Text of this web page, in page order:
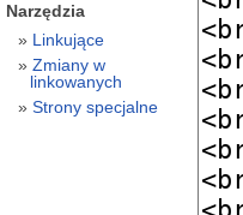
Narzędzia
Linkujące
Zmiany w
linkowanych
Strony specjalne